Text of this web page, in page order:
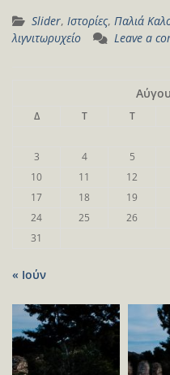
Slider, Ιστορίες, Παλιά
λιγνιτωρυχείο
Leave a
Δ Τ Τ
3
4 5
10
11 12
17
18 19
24
25 26
31
« Ιούν